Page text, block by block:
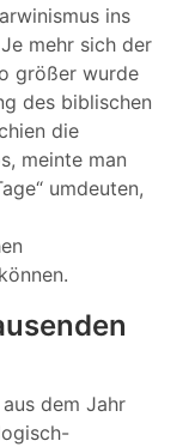
ins
mehr sich der
größer wurde
des biblischen
die
meinte man
umdeuten,
dem Jahr